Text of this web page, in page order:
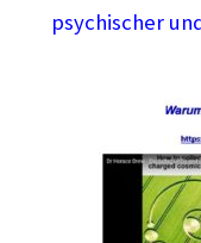
psychischer